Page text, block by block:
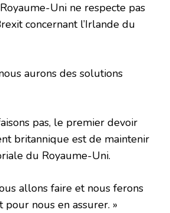
Uni ne respecte pas
concernant l’Irlande du
aurons des solutions
pas, le premier devoir
britannique est de maintenir
du Royaume-Uni.
allons faire et nous ferons
pour nous en assurer. »